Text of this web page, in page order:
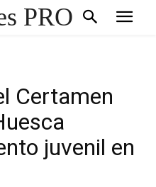
PRO
Certamen
juvenil en